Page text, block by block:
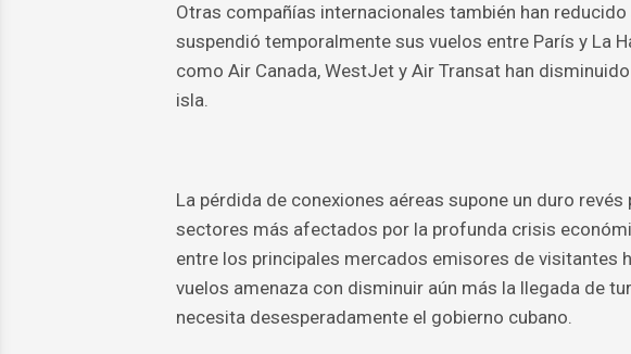
Otras compañías internacionales también han reducido
suspendió temporalmente sus vuelos entre París y La
como Air Canada, WestJet y Air Transat han
isla.
La pérdida de conexiones aéreas supone un duro
sectores más afectados por la profunda crisis
entre los principales mercados emisores de visitantes
vuelos amenaza con disminuir aún más la llegada de
necesita desesperadamente el gobierno cubano.